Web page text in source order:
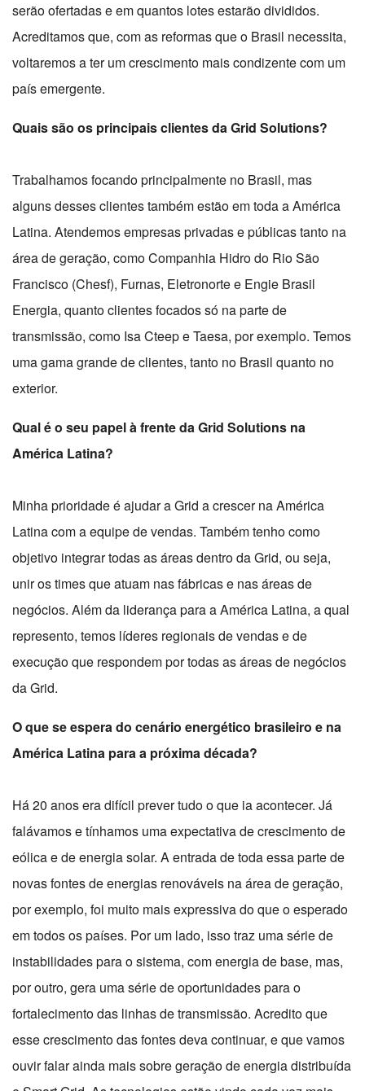
serão ofertadas e em quantos lotes estarão divididos.
Acreditamos que, com as reformas que o Brasil necessita,
voltaremos a ter um crescimento mais condizente com um
país emergente.
Quais são os principais clientes da Grid Solutions?
Trabalhamos focando principalmente no Brasil, mas
alguns desses clientes também estão em toda a América
Latina. Atendemos empresas privadas e públicas tanto na
área de geração, como Companhia Hidro do Rio São
Francisco (Chesf), Furnas, Eletronorte e Engie Brasil
Energia, quanto clientes focados só na parte de
transmissão, como Isa Cteep e Taesa, por exemplo. Temos
uma gama grande de clientes, tanto no Brasil quanto no
exterior.
Qual é o seu papel à frente da Grid Solutions na
América Latina?
Minha prioridade é ajudar a Grid a crescer na América
Latina com a equipe de vendas. Também tenho como
objetivo integrar todas as áreas dentro da Grid, ou seja,
unir os times que atuam nas fábricas e nas áreas de
negócios. Além da liderança para a América Latina, a qual
represento, temos líderes regionais de vendas e de
execução que respondem por todas as áreas de negócios
da Grid.
O que se espera do cenário energético brasileiro e na
América Latina para a próxima década?
Há 20 anos era difícil prever tudo o que ia acontecer. Já
falávamos e tínhamos uma expectativa de crescimento de
eólica e de energia solar. A entrada de toda essa parte de
novas fontes de energias renováveis na área de geração,
por exemplo, foi muito mais expressiva do que o esperado
em todos os países. Por um lado, isso traz uma série de
instabilidades para o sistema, com energia de base, mas,
por outro, gera uma série de oportunidades para o
fortalecimento das linhas de transmissão. Acredito que
esse crescimento das fontes deva continuar, e que vamos
ouvir falar ainda mais sobre geração de energia distribuída